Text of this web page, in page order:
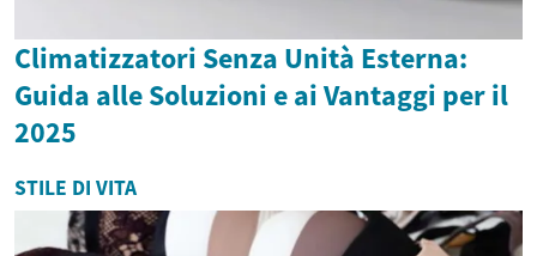
Climatizzatori Senza Unità Esterna:
Guida alle Soluzioni e ai Vantaggi per il
2025
STILE DI VITA